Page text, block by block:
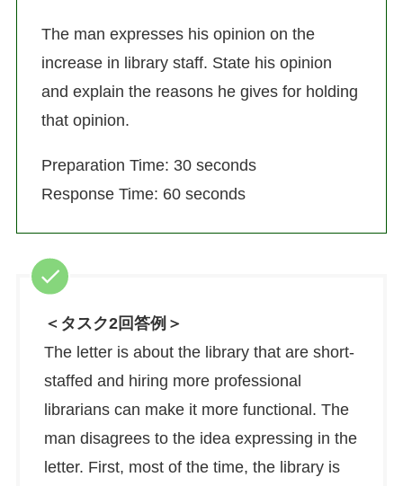
The man expresses his opinion on the
increase in library staff. State his opinion
and explain the reasons he gives for holding
that opinion.
Preparation Time: 30 seconds
Response Time: 60 seconds
＜タスク2回答例＞
The letter is about the library that are short-
staffed and hiring more professional
librarians can make it more functional. The
man disagrees to the idea expressing in the
letter. First, most of the time, the library is